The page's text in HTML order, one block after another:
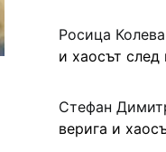
Росица Колева
и хаосът след
Стефан
верига и